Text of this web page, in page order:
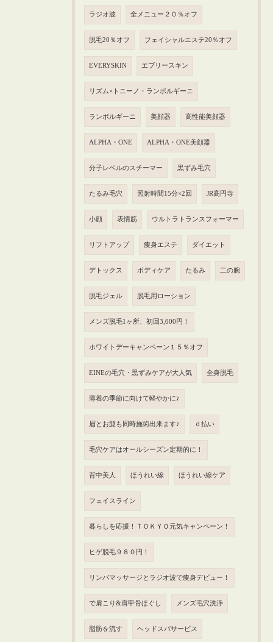
ラジオ波 全メニュー２０％オフ
脱毛20％オフ フェイシャルエステ20％オフ
EVERYSKIN エブリースキン
リズム×トニーノ・ランボルギーニ
ランボルギーニ 美顔器 高性能美顔器
ALPHA・ONE ALPHA・ONE美顔器
分子レベルのスチーマー 黒ずみ毛穴
たるみ毛穴 照射時間15分×2回 JR高円寺
小顔 表情筋 ウルトラトランスフォーマー
リフトアップ 痩身エステ ダイエット
デトックス ボディケア たるみ 二の腕
脱毛ジェル 脱毛用ローション
メンズ脱毛1ヶ所、初回3,000円！
ホワイトデーキャンペーン１５％オフ
EINEの毛穴・黒ずみケアが大人気 全身脱毛
薄着の季節に向けて軽やかに♪
眉とお髭も同時施術出来ます♪ ｄ払い
毛穴ケアはオールシーズン定期的に！
背中美人 ほうれい線 ほうれい線ケア
フェイスライン
暮らしを応援！ＴＯＫＹＯ元気キャンペーン！
ヒゲ脱毛９８０円！
リンパマッサージとラジオ波で痩身デビュー！
で肩こり&肩甲骨ほぐし メンズ毛穴洗浄
脂肪を流す ヘッドスパサービス